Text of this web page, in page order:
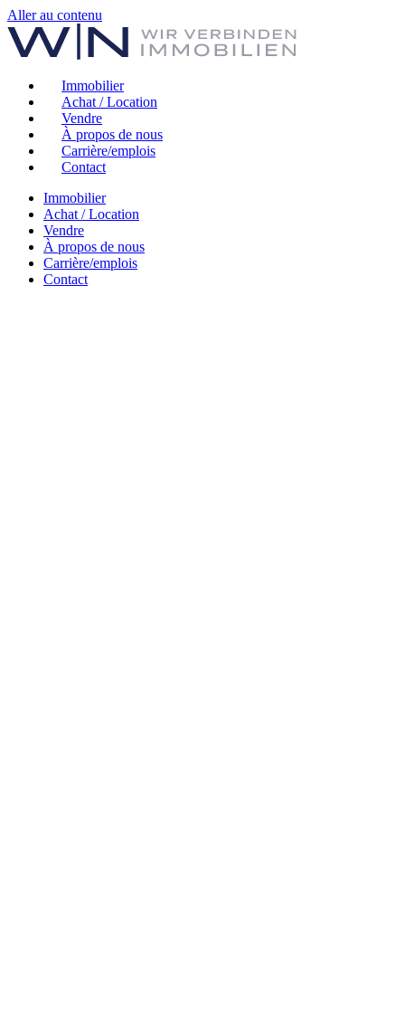
Aller au contenu
Immobilier
Achat / Location
Vendre
À propos de nous
Carrière/emplois
Contact
Immobilier
Achat / Location
Vendre
À propos de nous
Carrière/emplois
Contact